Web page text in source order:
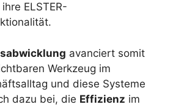
ELSTER-
avanciert somit
Werkzeug im
und diese Systeme
dazu bei, die Effizienz im